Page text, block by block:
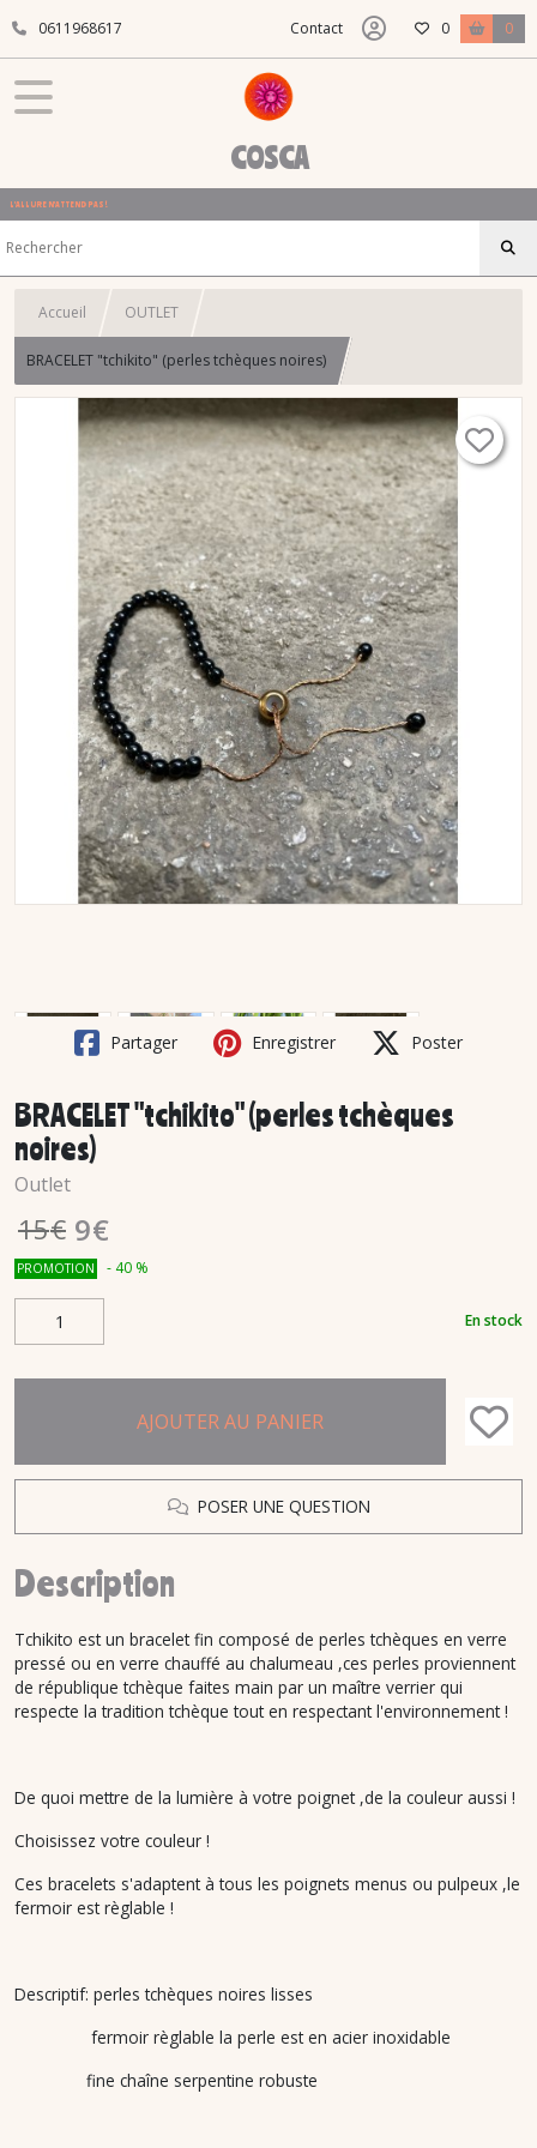
0611968617 Contact 0 0
COSCA
L'ALLURE N'ATTEND PAS !
Accueil OUTLET
BRACELET "tchikito" (perles tchèques noires)
Partager Enregistrer Poster
BRACELET "tchikito" (perles tchèques
noires)
Outlet
15€ 9€
PROMOTION - 40 %
En stock
AJOUTER AU PANIER
POSER UNE QUESTION
Description
Tchikito est un bracelet fin composé de perles tchèques en verre
pressé ou en verre chauffé au chalumeau ,ces perles proviennent
de république tchèque faites main par un maître verrier qui
respecte la tradition tchèque tout en respectant l'environnement !
De quoi mettre de la lumière à votre poignet ,de la couleur aussi !
Choisissez votre couleur !
Ces bracelets s'adaptent à tous les poignets menus ou pulpeux ,le
fermoir est règlable !
Descriptif: perles tchèques noires lisses
fermoir règlable la perle est en acier inoxidable
fine chaîne serpentine robuste